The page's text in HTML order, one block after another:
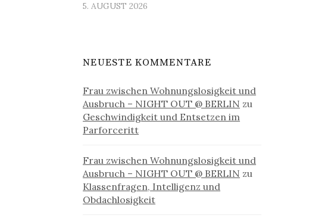
5. AUGUST 2026
NEUESTE KOMMENTARE
Frau zwischen Wohnungslosigkeit und
Ausbruch – NIGHT OUT @ BERLIN zu
Geschwindigkeit und Entsetzen im
Parforceritt
Frau zwischen Wohnungslosigkeit und
Ausbruch – NIGHT OUT @ BERLIN zu
Klassenfragen, Intelligenz und
Obdachlosigkeit